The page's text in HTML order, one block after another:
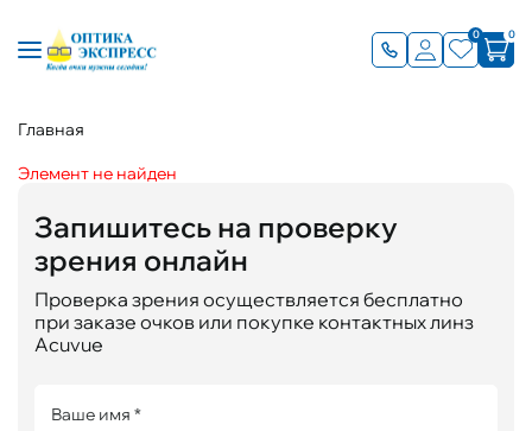
0 0
Главная
Элемент не найден
Запишитесь на проверку
зрения онлайн
Проверка зрения осуществляется бесплатно
при заказе очков или покупке контактных линз
Acuvue
Ваше имя *